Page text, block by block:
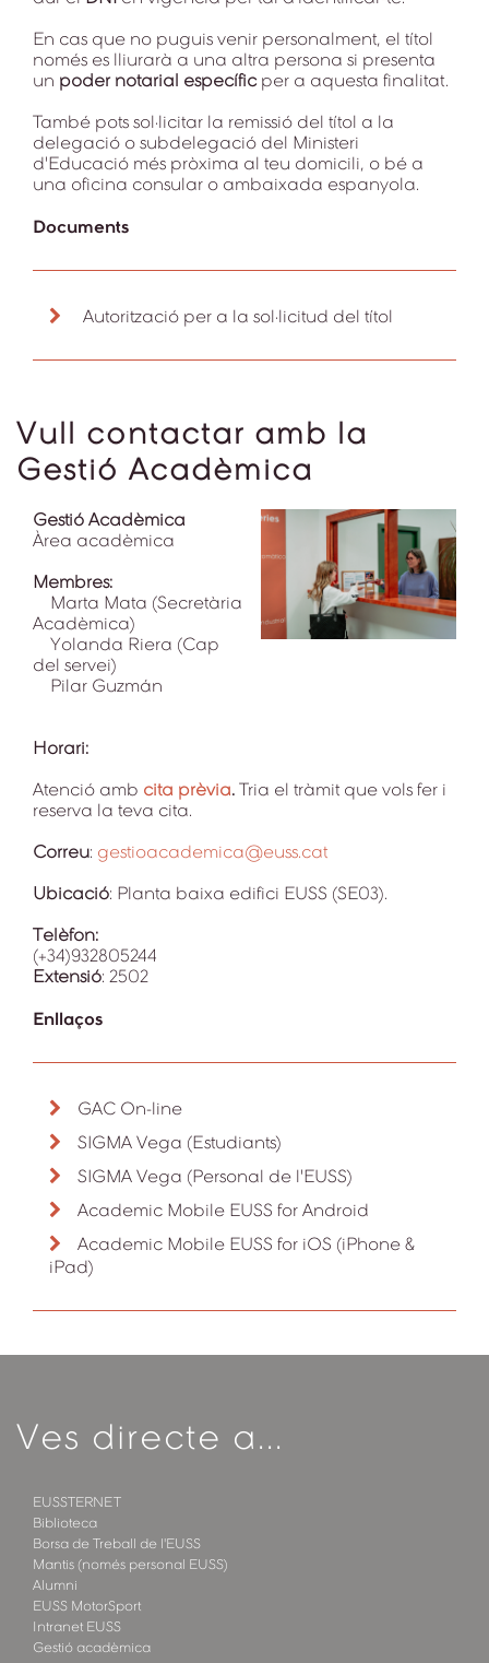
En cas que no puguis venir personalment, el títol
només es lliurarà a una altra persona si presenta
un poder notarial específicper a aquesta finalitat.
També pots sol·licitar la remissió del títol a la
delegació o subdelegació del Ministeri
d'Educació més pròxima al teu domicili, o bé a
una oficina consular o ambaixada espanyola.
Documents
Autorització per a la sol·licitud del títol
Vull contactar amb la
Gestió Acadèmica
Gestió Acadèmica
Àrea acadèmica
Membres:
Marta Mata (Secretària
Acadèmica)
Yolanda Riera (Cap
del servei)
Pilar Guzmán
Horari:
Atenció amb cita prèvia. Tria el tràmit que vols fer i
reserva la teva cita.
Correu: gestioacademica@euss.cat
Ubicació: Planta baixa edifici EUSS (SE03).
Telèfon:
(+34)932805244
Extensió: 2502
Enllaços
GAC On-line
SIGMA Vega (Estudiants)
SIGMA Vega (Personal de l'EUSS)
Academic Mobile EUSS for Android
Academic Mobile EUSS for iOS (iPhone &
iPad)
Ves directe a...
EUSSTERNET
Biblioteca
Borsa de Treball de l'EUSS
Mantis (només personal EUSS)
Alumni
EUSS MotorSport
Intranet EUSS
Gestió acadèmica